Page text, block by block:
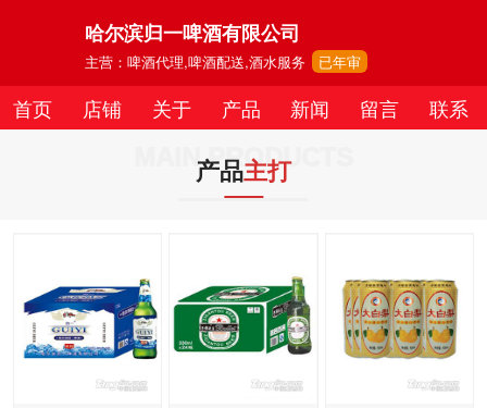
哈尔滨归一啤酒有限公司
主营：啤酒代理,啤酒配送,酒水服务 已年审
首页 店铺 关于 产品 新闻 留言 联系
MAIN PRODUCTS
产品主打